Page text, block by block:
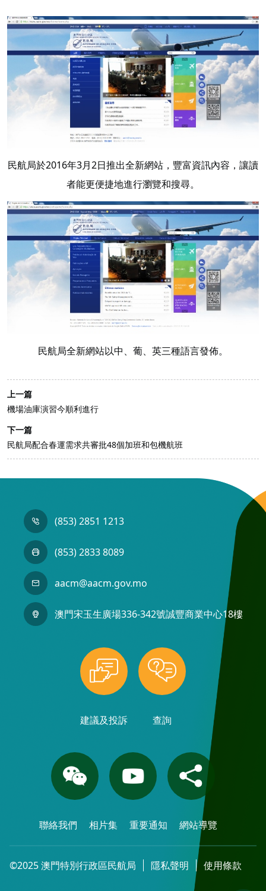
民航局於2016年3月2日推出全新網站，豐富資訊內容，讓讀
者能更便捷地進行瀏覽和搜尋。
民航局全新網站以中、葡、英三種語言發佈。
上一篇
機場油庫演習今順利進行
下一篇
民航局配合春運需求共審批48個加班和包機航班
(853) 2851 1213
(853) 2833 8089
aacm@aacm.gov.mo
澳門宋玉生廣場336-342號誠豐商業中心18樓
建議及投訴 查詢
聯絡我們 相片集 重要通知 網站導覽
©2025 澳門特別行政區民航局 隱私聲明 使用條款